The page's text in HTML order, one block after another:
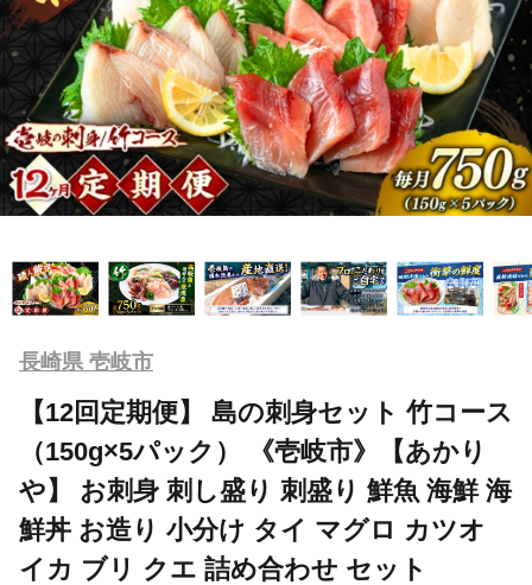
長崎県 壱岐市
【12回定期便】 島の刺身セット 竹コース
（150g×5パック） 《壱岐市》【あかり
や】 お刺身 刺し盛り 刺盛り 鮮魚 海鮮 海
鮮丼 お造り 小分け タイ マグロ カツオ
イカ ブリ クエ 詰め合わせ セット